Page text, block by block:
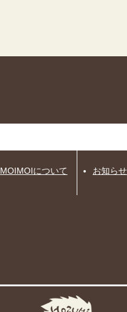
MOIMOIについて お知ら